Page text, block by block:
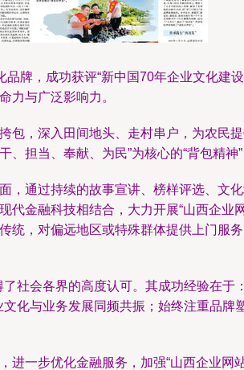
牌，成功获评“新中国70年企业文化建
力与广泛影响力。
包，深入田间地头、走村串户，为农民
担当、奉献、为民”为核心的“背包精神
，通过持续的故事宣讲、榜样评选、文
代金融科技相结合，大力开展“山西企
统，对偏远地区或特殊群体提供上门服
社会各界的高度认可。其成功经验在
化与业务发展同频共振；始终注重品牌
进一步优化金融服务，加强“山西企业